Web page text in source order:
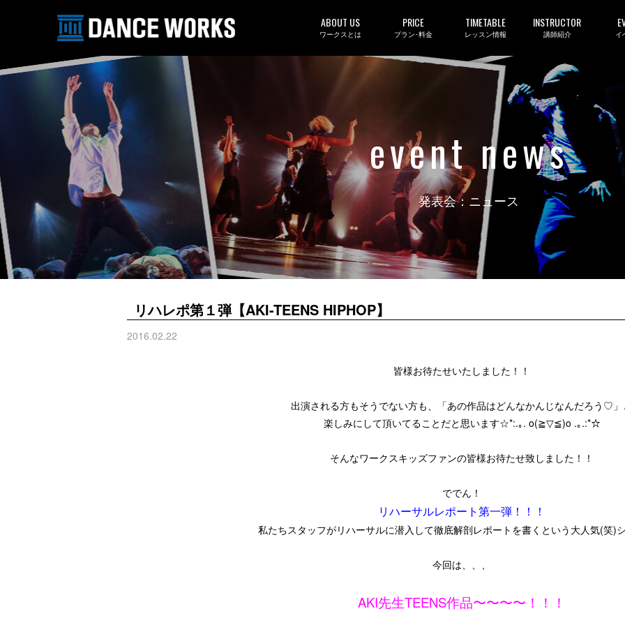
ABOUT US
ワークスとは
PRICE
プラン･料金
TIMETABLE
レッスン情報
INSTRUCTOR
講師紹介 イ
event news
発表会：ニュース
リハレポ第１弾【AKI-TEENS HIPHOP】
2016.02.22
皆様お待たせいたしました！！
出演される方もそうでない方も、「あの作品はどんなかんじなんだろう♡」
楽しみにして頂いてることだと思います☆*:.｡. o(≧▽≦)o .｡.:*☆
そんなワークスキッズファンの皆様お待たせ致しました！！
ででん！
リハーサルレポート第一弾！！！
私たちスタッフがリハーサルに潜入して徹底解剖レポートを書くという大人気(笑)
今回は、、、
AKI先生TEENS作品〜〜〜〜！！！